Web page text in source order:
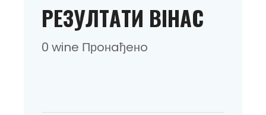
РEЗУЛТAТИ BIHAC
0 wine Прoнaђeнo